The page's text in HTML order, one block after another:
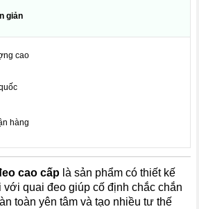
giản
cao
hàng
cao cấp là sản phẩm có thiết kế
với quai đeo giúp cố định chắc chắn
toàn yên tâm và tạo nhiều tư thế